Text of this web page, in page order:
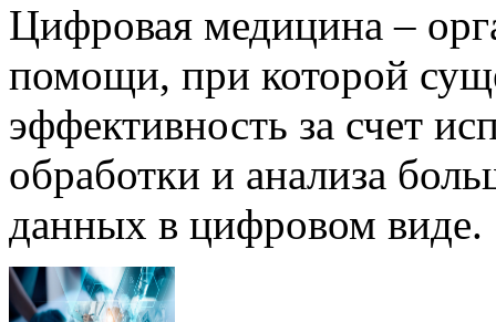
Цифровая медицина –
помощи, при которой
эффективность за счет
обработки и анализа
данных в цифровом виде.